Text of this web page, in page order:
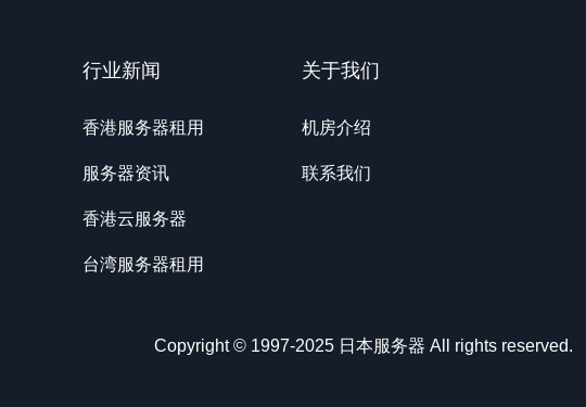
行业新闻
香港服务器租用
服务器资讯
香港云服务器
台湾服务器租用
关于我们
机房介绍
联系我们
Copyright © 1997-2025 日本服务器 All rights reserved.